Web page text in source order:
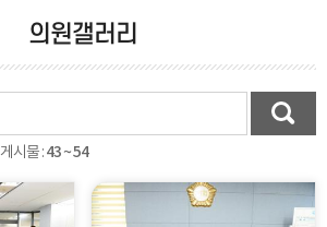
의원갤러리
게시물 :43 ~ 54